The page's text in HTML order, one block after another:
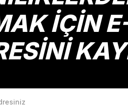
benzer farklı alternatifler olmalı.
İÇİN